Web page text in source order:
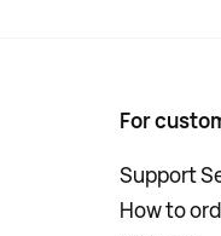
For
Support
How to